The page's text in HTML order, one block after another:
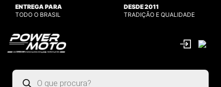
ENTREGA PARA
TODO O BRASIL
DESDE 2011
TRADIÇÃO E QUALIDADE
Pesquisar
produtos